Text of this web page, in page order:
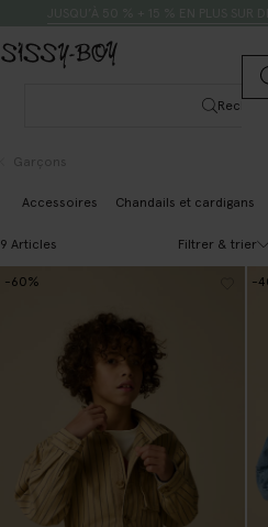
Garçons
Accessoires Chandails et cardigans
9 Articles Filtrer & trier
-60% -